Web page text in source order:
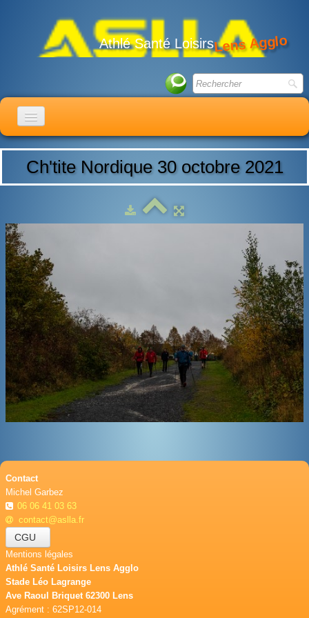
Athlé Santé LoisirsLens Agglo
ACCUEIL
LE CLUB
ACTUALITÉS
CALENDRIER
ADHÉSION
LIENS
BOUTIQUE
CONTACT
PHOTOS▼
DONS
Ch'tite Nordique 30 octobre 2021
Contact
Michel Garbez
06 06 41 03 63
contact@aslla.fr
CGU
Mentions légales
Athlé Santé Loisirs Lens Agglo
Stade Léo Lagrange
Ave Raoul Briquet 62300 Lens
Agrément : 62SP12-014